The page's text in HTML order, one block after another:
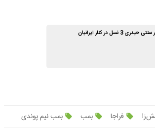
حیدری 3 نسل در کنار ایرانیان
فراجا بمب بمب نیم پوندی